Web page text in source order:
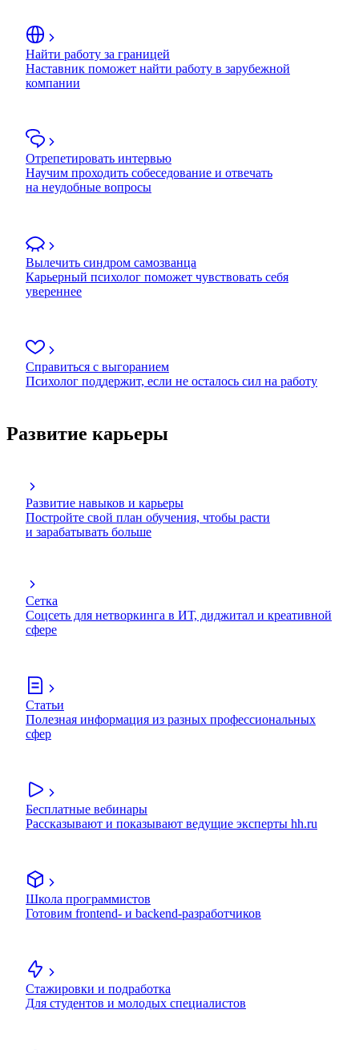
Найти работу за границей
Наставник поможет найти работу в зарубежной
компании
Отрепетировать интервью
Научим проходить собеседование и отвечать
на неудобные вопросы
Вылечить синдром самозванца
Карьерный психолог поможет чувствовать себя
увереннее
Справиться с выгоранием
Психолог поддержит, если не осталось сил на работу
Развитие карьеры
Развитие навыков и карьеры
Постройте свой план обучения, чтобы расти
и зарабатывать больше
Сетка
Соцсеть для нетворкинга в ИТ, диджитал и креативной
сфере
Статьи
Полезная информация из разных профессиональных
сфер
Бесплатные вебинары
Рассказывают и показывают ведущие эксперты hh.ru
Школа программистов
Готовим frontend- и backend-разработчиков
Стажировки и подработка
Для студентов и молодых специалистов